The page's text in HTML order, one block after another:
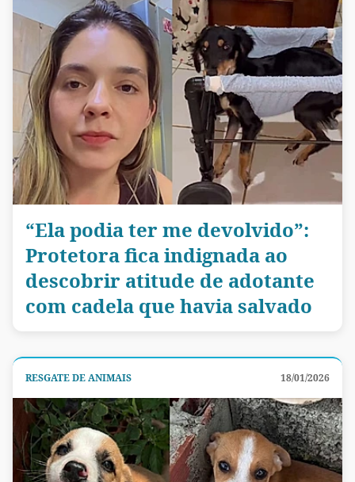
“Ela podia ter me devolvido”:
Protetora fica indignada ao
descobrir atitude de adotante
com cadela que havia salvado
RESGATE DE ANIMAIS 18/01/2026